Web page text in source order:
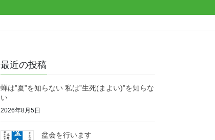
最近の投稿
蝉は”夏”を知らない 私は”生死(まよい)”を知らな
い
2026年8月5日
盆会を行います